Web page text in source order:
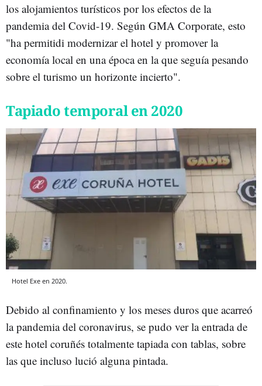
los alojamientos turísticos por los efectos de la
pandemia del Covid-19. Según GMA Corporate, esto
"ha permitidi modernizar el hotel y promover la
economía local en una época en la que seguía pesando
sobre el turismo un horizonte incierto".
Tapiado temporal en 2020
Hotel Exe en 2020.
Debido al confinamiento y los meses duros que acarreó
la pandemia del coronavirus, se pudo ver la entrada de
este hotel coruñés totalmente tapiada con tablas, sobre
las que incluso lució alguna pintada.